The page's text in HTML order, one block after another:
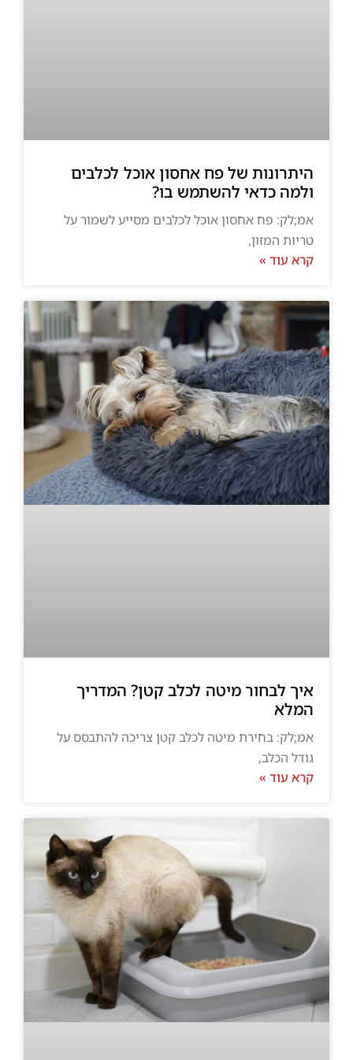
היתרונות של פח אחסון אוכל לכלבים
ולמה כדאי להשתמש בו?
אמ;לק: פח אחסון אוכל לכלבים מסייע לשמור על
טריות המזון,
קרא עוד »
איך לבחור מיטה לכלב קטן? המדריך
המלא
אמ;לק: בחירת מיטה לכלב קטן צריכה להתבסס על
גודל הכלב,
קרא עוד »